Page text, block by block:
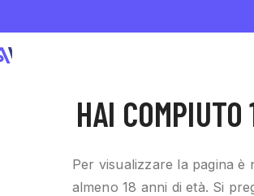
HAI
Per visualizzare la pagina è
almeno 18 anni di età. Si